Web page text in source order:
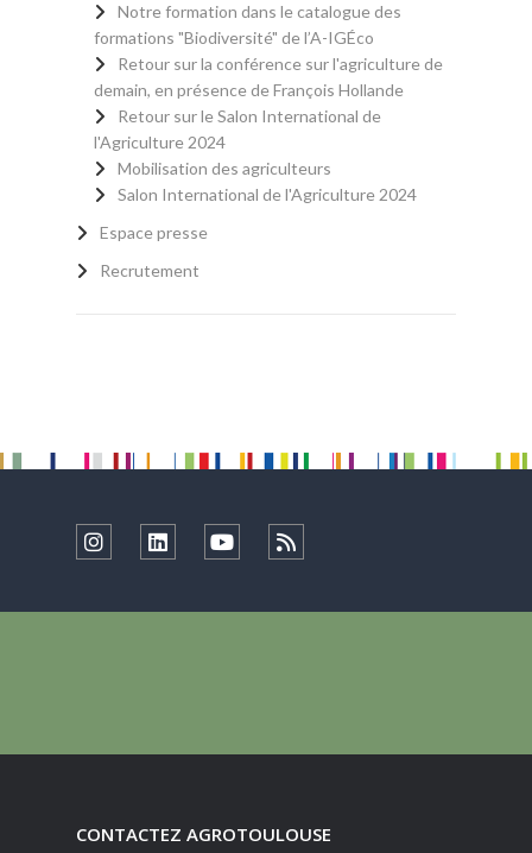
Notre formation dans le catalogue des
formations "Biodiversité" de l’A-IGÉco
Retour sur la conférence sur l'agriculture de
demain, en présence de François Hollande
Retour sur le Salon International de
l'Agriculture 2024
Mobilisation des agriculteurs
Salon International de l'Agriculture 2024
Espace presse
Recrutement
CONTACTEZ AGROTOULOUSE